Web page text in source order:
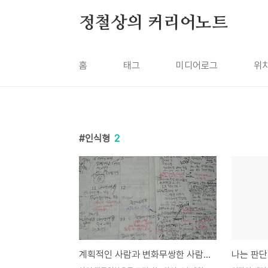
정철상의 커리어노트
홈 태그 미디어로그 위
인식형 2
계획적인 사람과 변화무쌍한 사람의 차이 나는 판